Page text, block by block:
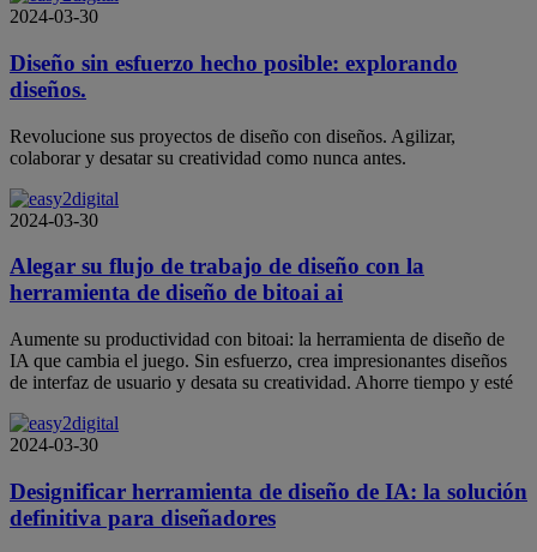
2024-03-30
Diseño sin esfuerzo hecho posible: explorando
diseños.
Revolucione sus proyectos de diseño con diseños. Agilizar,
colaborar y desatar su creatividad como nunca antes.
2024-03-30
Alegar su flujo de trabajo de diseño con la
herramienta de diseño de bitoai ai
Aumente su productividad con bitoai: la herramienta de diseño de
IA que cambia el juego. Sin esfuerzo, crea impresionantes diseños
de interfaz de usuario y desata su creatividad. Ahorre tiempo y esté
2024-03-30
Designificar herramienta de diseño de IA: la solución
definitiva para diseñadores